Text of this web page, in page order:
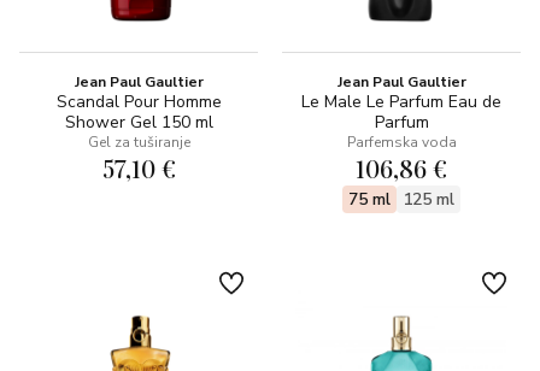
Jean Paul Gaultier
Scandal Pour Homme
Shower Gel 150 ml
Gel za tuširanje
57,10 €
Jean Paul Gaultier
Le Male Le Parfum Eau de
Parfum
Parfemska voda
106,86 €
75 ml 125 ml